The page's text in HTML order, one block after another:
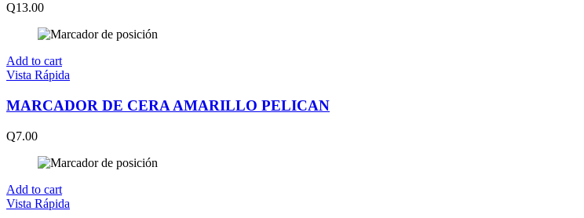
Q13.00
Add to cart
Vista Rápida
MARCADOR DE CERA AMARILLO PELICAN
Q7.00
Add to cart
Vista Rápida